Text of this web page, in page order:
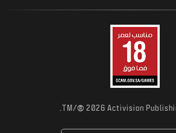
® 2026 Activision